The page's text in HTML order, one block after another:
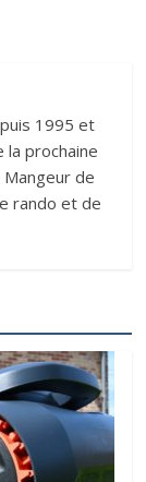
1995 et
la prochaine
de
rando et de